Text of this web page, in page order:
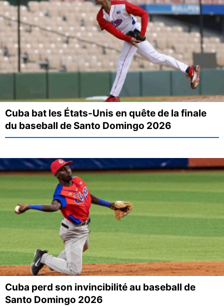
Cuba bat les États-Unis en quête de la finale
du baseball de Santo Domingo 2026
Cuba perd son invincibilité au baseball de
Santo Domingo 2026